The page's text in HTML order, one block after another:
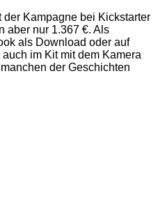
Kampagne bei Kickstarter
aber nur 1.367 €. Als
als Download oder auf
im Kit mit dem Kamera
der Geschichten